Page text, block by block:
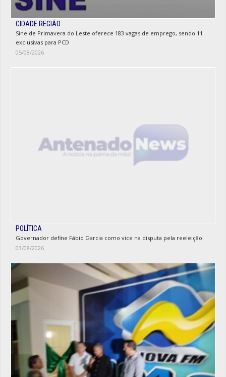
CIDADE REGIÃO
Sine de Primavera do Leste oferece 183 vagas de emprego, sendo 11
exclusivas para PCD
05/08/2026
POLÍTICA
Governador define Fábio Garcia como vice na disputa pela reeleição
03/08/2026